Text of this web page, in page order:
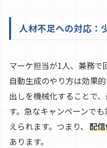
人材不足への対応：
マーケ担当が1人、兼務で
自動生成のやり方は効果
出しを機械化することで
す。急なキャンペーンで
えられます。つまり、 配
あります。